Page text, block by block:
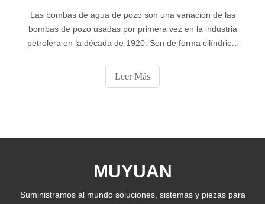
Las bombas de agua de pozo son una variación de las
bombas de pozo usadas por primera vez en la industria
petrolera en la década de 1920. Son de forma cilíndrica,
por lo general, tienen un diámetro de 3 "a 4". En
comparación con las limitaciones de profundidad de otros
Leer Más
MUYUAN
Suministramos al mundo soluciones, sistemas y piezas para